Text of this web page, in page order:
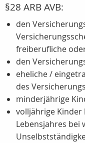
§28 ARB AVB:
den
freiberufliche
den
eheliche /
des
minderjährige
volljährige Kinder
Lebensjahres bei